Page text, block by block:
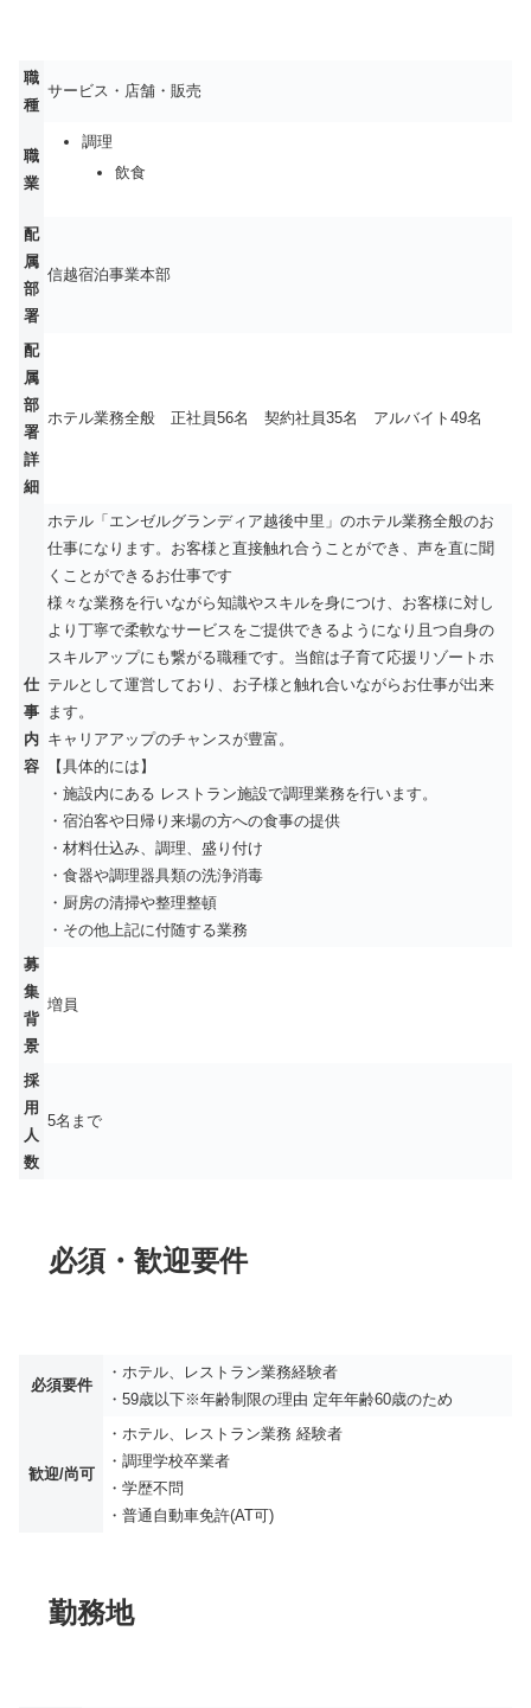
職
種
サービス・店舗・販売
職
業
調理
飲食
配
属
部
署
信越宿泊事業本部
配
属
部
署
詳
細
ホテル業務全般 正社員56名 契約社員35名 アルバイト49名
仕
事
内
容
ホテル「エンゼルグランディア越後中里」のホテル業務全般のお
仕事になります。お客様と直接触れ合うことができ、声を直に聞
くことができるお仕事です
様々な業務を行いながら知識やスキルを身につけ、お客様に対し
より丁寧で柔軟なサービスをご提供できるようになり且つ自身の
スキルアップにも繋がる職種です。当館は子育て応援リゾートホ
テルとして運営しており、お子様と触れ合いながらお仕事が出来
ます。
キャリアアップのチャンスが豊富。
【具体的には】
・施設内にある レストラン施設で調理業務を行います。
・宿泊客や日帰り来場の方への食事の提供
・材料仕込み、調理、盛り付け
・食器や調理器具類の洗浄消毒
・厨房の清掃や整理整頓
・その他上記に付随する業務
募
集
背
景
増員
採
用
人
数
5名まで
必須・歓迎要件
必須要件
・ホテル、レストラン業務経験者
・59歳以下※年齢制限の理由 定年年齢60歳のため
歓迎/尚可
・ホテル、レストラン業務 経験者
・調理学校卒業者
・学歴不問
・普通自動車免許(AT可)
勤務地